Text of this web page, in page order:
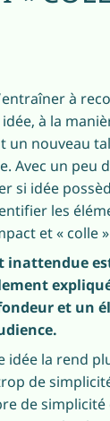
à
à la
un nouveau
Avec un peu
si idée
les
et « colle
inattendue
et un
idée la rend
de
de